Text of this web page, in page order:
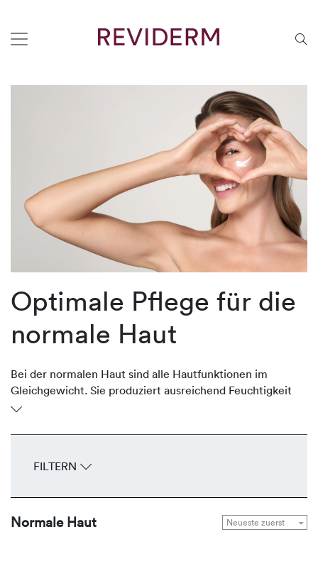
Optimale Pflege für die
normale Haut
Bei der normalen Haut sind alle Hautfunktionen im
Gleichgewicht. Sie produziert ausreichend Feuchtigkeit
und schützende Lipide, ist geschmeidig und glatt. Sie ist
feine Poren. Das gesamte Erscheinungsbild wirkt
REVIDERM Seren, Fluids, Cremes und Masken zur
FILTERN
Normale Haut